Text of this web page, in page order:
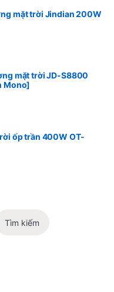
mặt trời Jindian 200W
mặt trời JD-S8800
Mono]
ốp trần 400W OT-
Tìm kiếm